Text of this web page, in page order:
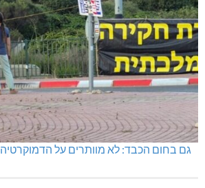
גם בחום הכבד: לא מוותרים על הדמוקרטיה